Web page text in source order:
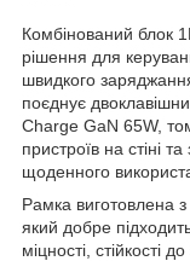
Комбінований блок
рішення для
швидкого
поєднує
Charge GaN 65W,
пристроїв на стіні
щоденного
Рамка виготовлена
який добре
міцності,